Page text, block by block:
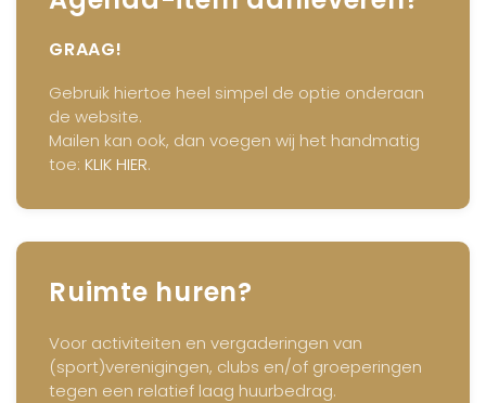
GRAAG!
Gebruik hiertoe heel simpel de optie onderaan
de website.
Mailen kan ook, dan voegen wij het handmatig
toe: KLIK HIER.
Ruimte huren?
Voor activiteiten en vergaderingen van
(sport)verenigingen, clubs en/of groeperingen
tegen een relatief laag huurbedrag.